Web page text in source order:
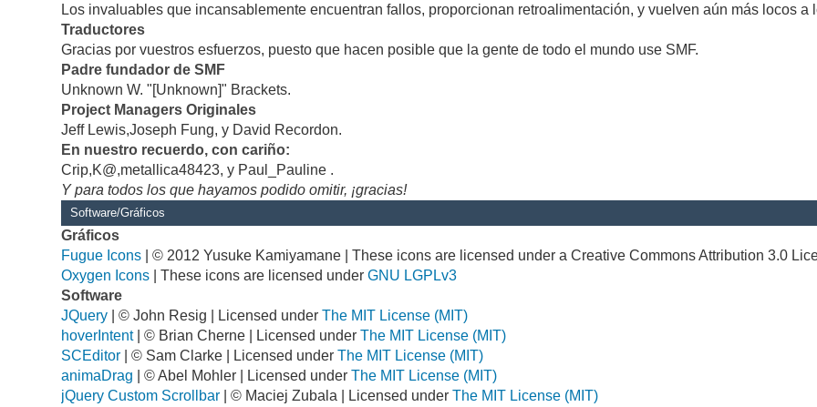
Los invaluables que incansablemente encuentran fallos, proporcionan retroalimentación, y vuelven aún más locos a
Traductores
Gracias por vuestros esfuerzos, puesto que hacen posible que la gente de todo el mundo use SMF.
Padre fundador de SMF
Unknown W. "[Unknown]" Brackets.
Project Managers Originales
Jeff Lewis,Joseph Fung, y David Recordon.
En nuestro recuerdo, con cariño:
Crip,K@,metallica48423, y Paul_Pauline .
Y para todos los que hayamos podido omitir, ¡gracias!
Software/Gráficos
Gráficos
Fugue Icons | © 2012 Yusuke Kamiyamane | These icons are licensed under a Creative Commons Attribution 3.0
Oxygen Icons | These icons are licensed underGNU LGPLv3
Software
JQuery | © John Resig | Licensed underThe MIT License (MIT)
hoverIntent| © Brian Cherne | Licensed underThe MIT License (MIT)
SCEditor | © Sam Clarke | Licensed underThe MIT License (MIT)
animaDrag | © Abel Mohler | Licensed underThe MIT License (MIT)
jQuery Custom Scrollbar | © Maciej Zubala | Licensed underThe MIT License (MIT)